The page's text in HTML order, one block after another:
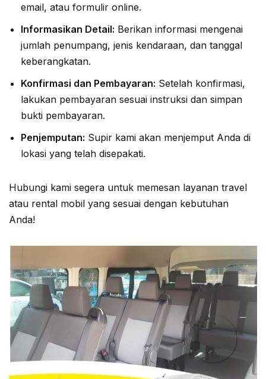
email, atau formulir online.
Informasikan Detail: Berikan informasi mengenai
jumlah penumpang, jenis kendaraan, dan tanggal
keberangkatan.
Konfirmasi dan Pembayaran: Setelah konfirmasi,
lakukan pembayaran sesuai instruksi dan simpan
bukti pembayaran.
Penjemputan: Supir kami akan menjemput Anda di
lokasi yang telah disepakati.
Hubungi kami segera untuk memesan layanan travel
atau rental mobil yang sesuai dengan kebutuhan
Anda!